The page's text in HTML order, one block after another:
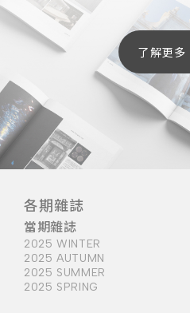
了解更多
各期雜誌
當期雜誌
2025 WINTER
2025 AUTUMN
2025 SUMMER
2025 SPRING